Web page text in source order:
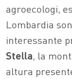
agroecologi,
Lombardia
interessante
Stella, la
altura